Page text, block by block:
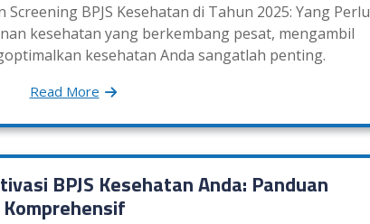
BPJS Kesehatan di Tahun 2025: Yang Perlu
kesehatan yang berkembang pesat, mengambil
kesehatan Anda sangatlah penting.
Read More
BPJS Kesehatan Anda: Panduan
Komprehensif